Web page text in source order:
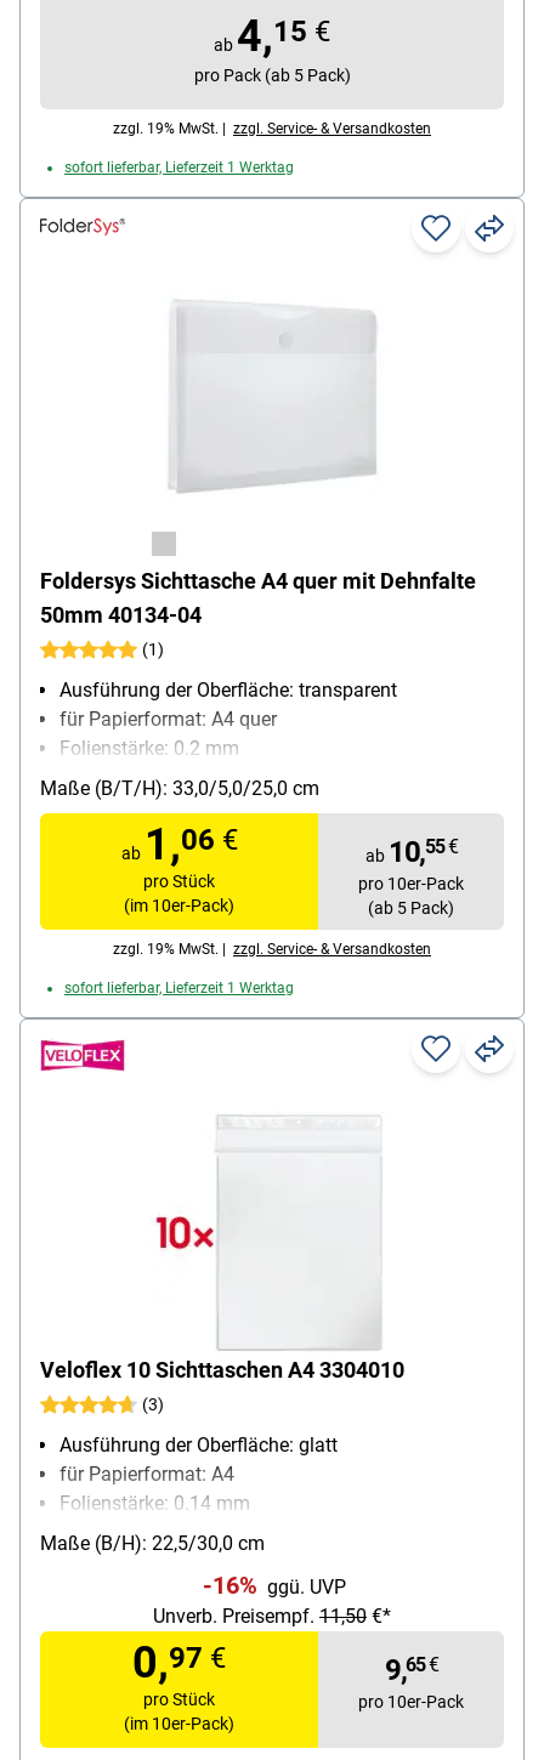
ab 4,15 €
pro Pack (ab 5 Pack)
zzgl. 19% MwSt. | zzgl. Service- & Versandkosten
sofort lieferbar, Lieferzeit 1 Werktag
Foldersys Sichttasche A4 quer mit Dehnfalte
50mm 40134-04
(1)
Ausführung der Oberfläche: transparent
für Papierformat: A4 quer
Folienstärke: 0.2 mm
Material: Polypropylenfolie
Inhalt pro Pack: 10 Stück
Maße (B/T/H): 33,0/5,0/25,0 cm
ab 1,06 €
pro Stück
(im 10er-Pack)
ab 10,55€
pro 10er-Pack
(ab 5 Pack)
zzgl. 19% MwSt. | zzgl. Service- & Versandkosten
sofort lieferbar, Lieferzeit 1 Werktag
Veloflex 10 Sichttaschen A4 3304010
(3)
Ausführung der Oberfläche: glatt
für Papierformat: A4
Folienstärke: 0.14 mm
Material: PP-Folie
Inhalt pro Pack: 10 Stück
Maße (B/H): 22,5/30,0 cm
-16% ggü. UVP
Unverb. Preisempf. 11,50 €*
0,97 €
pro Stück
(im 10er-Pack)
9,65€
pro 10er-Pack